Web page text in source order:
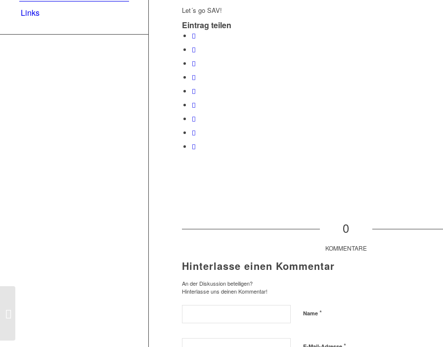
Links
Let´s go SAV!
Eintrag teilen
0
KOMMENTARE
Hinterlasse einen Kommentar
An der Diskussion beteiligen?
Hinterlasse uns deinen Kommentar!
Name *